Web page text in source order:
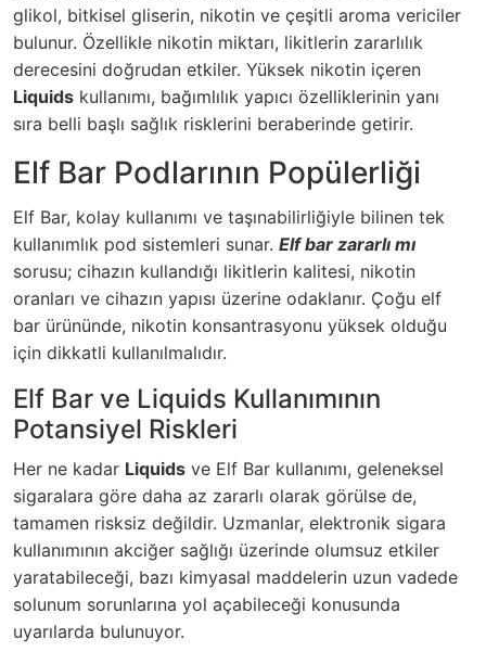
glikol, bitkisel gliserin, nikotin ve çeşitli aroma vericiler
bulunur. Özellikle nikotin miktarı, likitlerin zararlılık
derecesini doğrudan etkiler. Yüksek nikotin içeren
Liquids kullanımı, bağımlılık yapıcı özelliklerinin yanı
sıra belli başlı sağlık risklerini beraberinde getirir.
Elf Bar Podlarının Popülerliği
Elf Bar, kolay kullanımı ve taşınabilirliğiyle bilinen tek
kullanımlık pod sistemleri sunar. Elf bar zararlı mı
sorusu; cihazın kullandığı likitlerin kalitesi, nikotin
oranları ve cihazın yapısı üzerine odaklanır. Çoğu elf
bar ürününde, nikotin konsantrasyonu yüksek olduğu
için dikkatli kullanılmalıdır.
Elf Bar ve Liquids Kullanımının
Potansiyel Riskleri
Her ne kadar Liquids ve Elf Bar kullanımı, geleneksel
sigaralara göre daha az zararlı olarak görülse de,
tamamen risksiz değildir. Uzmanlar, elektronik sigara
kullanımının akciğer sağlığı üzerinde olumsuz etkiler
yaratabileceği, bazı kimyasal maddelerin uzun vadede
solunum sorunlarına yol açabileceği konusunda
uyarılarda bulunuyor.